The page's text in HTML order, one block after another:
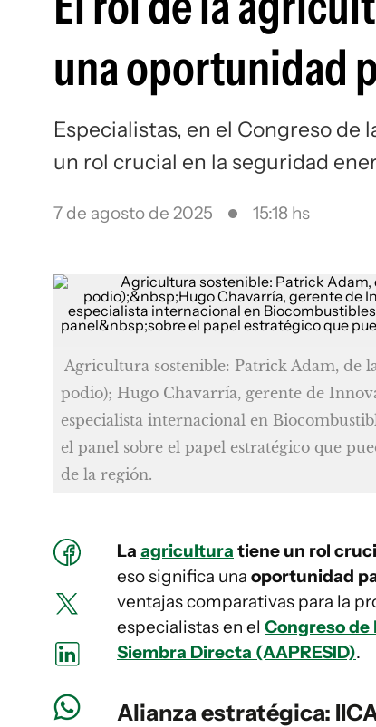
una oportunidad
Especialistas, en el Congreso de
un rol crucial en la seguridad
7 de agosto de 2025 15:18 hs
Agricultura sostenible: Patrick Adam, de
podio); Hugo Chavarría, gerente de
especialista internacional en
el panel sobre el papel estratégico que
de la región.
La agricultura tiene un rol
eso significa una oportunidad
ventajas comparativas para la
especialistas en el Congreso
Siembra Directa (AAPRESID).
Alianza estratégica: